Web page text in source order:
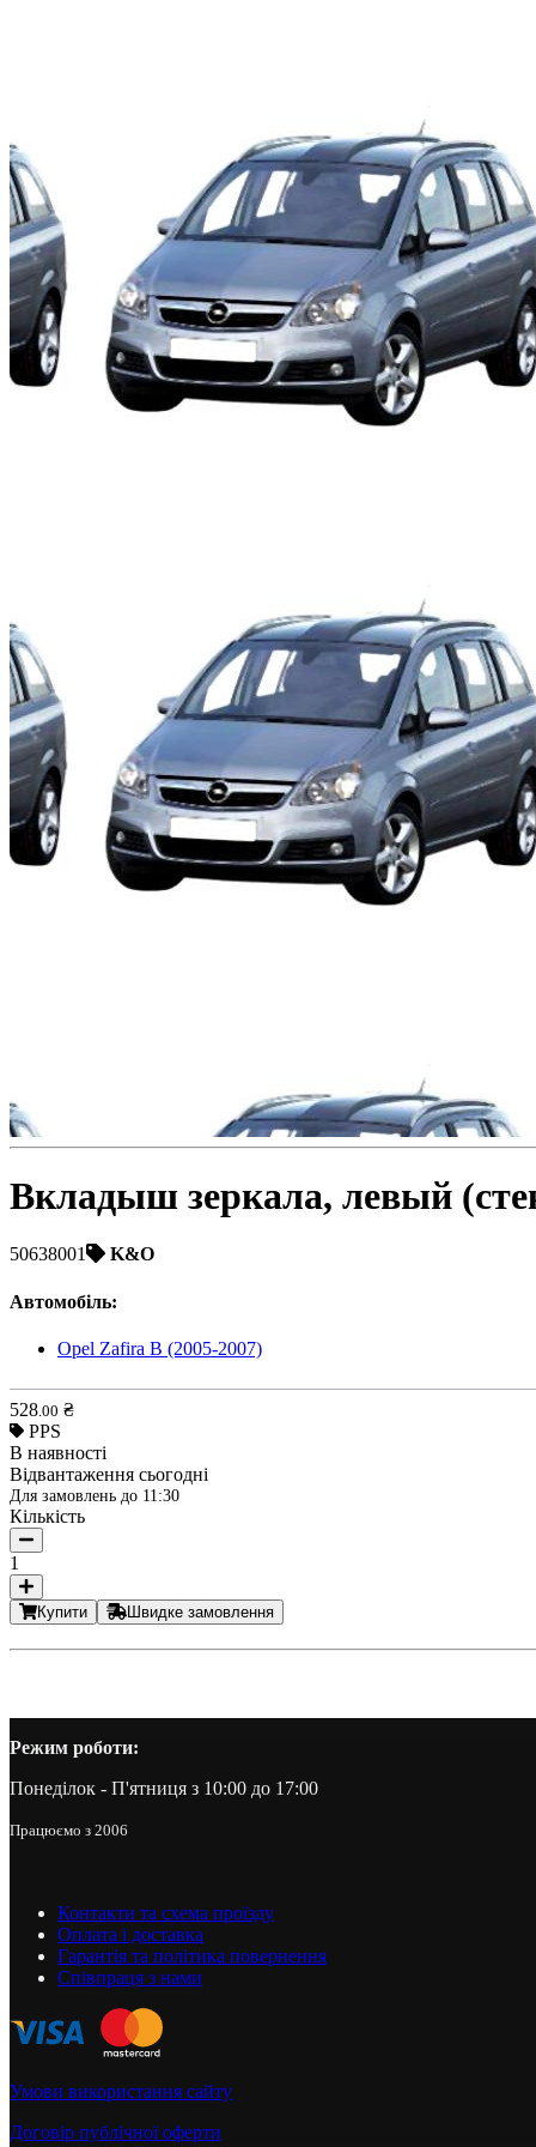
Вкладыш зеркала, левый
50638001 K&O
Автомобіль:
Opel Zafira B (2005-2007)
528 00 ₴
PPS
В наявності
Відвантаження сьогодні
Для замовлень до 11:30
Кількість
1
Купити Швидке замовлення
Режим роботи:
Понеділок - П'ятниця з 10:00 до 17:00
Працюємо з 2006
Контакти та схема проїзду
Оплата і доставка
Гарантія та політика повернення
Співпраця з нами
Умови використання сайту
Договір публічної оферти